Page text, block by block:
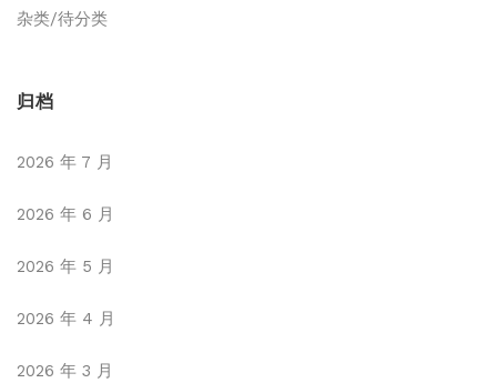
杂类/待分类
归档
2026 年 7 月
2026 年 6 月
2026 年 5 月
2026 年 4 月
2026 年 3 月